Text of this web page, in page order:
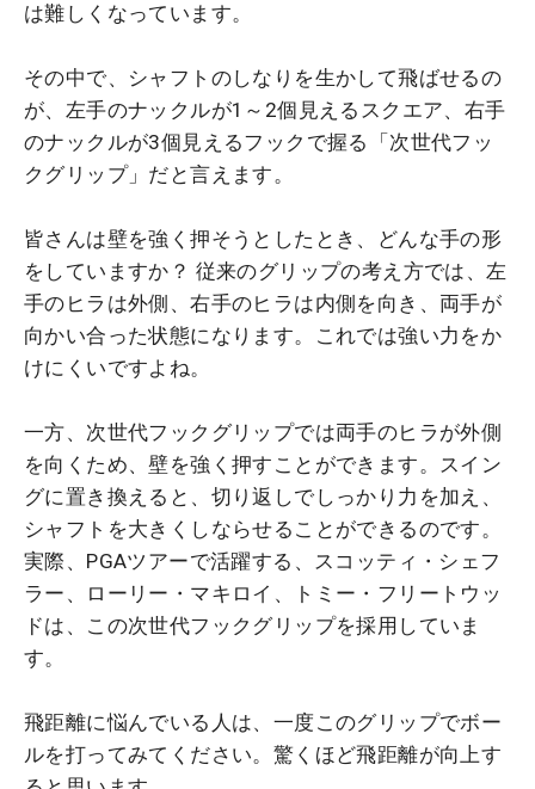
は難しくなっています。
その中で、シャフトのしなりを生かして飛ばせるの
が、左手のナックルが1～2個見えるスクエア、右手
のナックルが3個見えるフックで握る「次世代フッ
クグリップ」だと言えます。
皆さんは壁を強く押そうとしたとき、どんな手の形
をしていますか？ 従来のグリップの考え方では、左
手のヒラは外側、右手のヒラは内側を向き、両手が
向かい合った状態になります。これでは強い力をか
けにくいですよね。
一方、次世代フックグリップでは両手のヒラが外側
を向くため、壁を強く押すことができます。スイン
グに置き換えると、切り返しでしっかり力を加え、
シャフトを大きくしならせることができるのです。
実際、PGAツアーで活躍する、スコッティ・シェフ
ラー、ローリー・マキロイ、トミー・フリートウッ
ドは、この次世代フックグリップを採用していま
す。
飛距離に悩んでいる人は、一度このグリップでボー
ルを打ってみてください。驚くほど飛距離が向上す